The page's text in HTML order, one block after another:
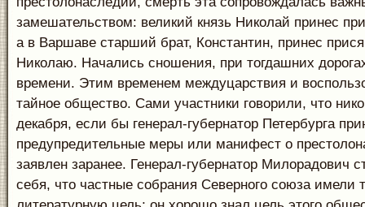
замешательством: великий князь Николай принес
а в Варшаве старший брат, Константин, принес
Николаю. Начались сношения, при тогдашних
времени. Этим временем междуцарствия и
тайное общество. Сами участники говорили, что
декабря, если бы генерал-губернатор Петербурга
предупредительные меры или манифест о
заявлен заранее. Генерал-губернатор Милорадович
себя, что частные собрания Северного союза имели